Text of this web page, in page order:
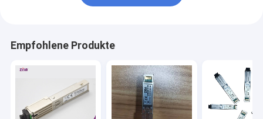
Empfohlene Produkte